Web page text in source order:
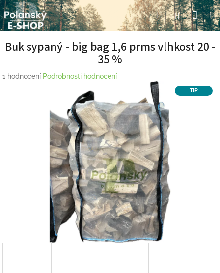
Přejít
na
obsah
HledatPřihlášení
Buk sypaný - big bag 1,6 prms vlhkost 20 -
35 %
Průměrné
1 hodnocení Podrobnosti hodnocení
TIP